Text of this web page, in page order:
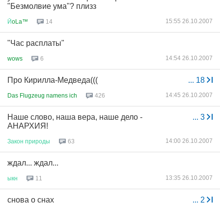
"Безмолвие ума"? плизз
ЙoLa™ 14 15:55 26.10.2007
"Час расплаты"
wows 6 14:54 26.10.2007
... 18
Про Кирилла-Медведа(((
Das Flugzeug namens ich 426 14:45 26.10.2007
... 3
Наше слово, наша вера, наше дело -
АНАРХИЯ!
Закон природы 63 14:00 26.10.2007
ждал... ждал...
ыкн 11 13:35 26.10.2007
... 2
снова о снах